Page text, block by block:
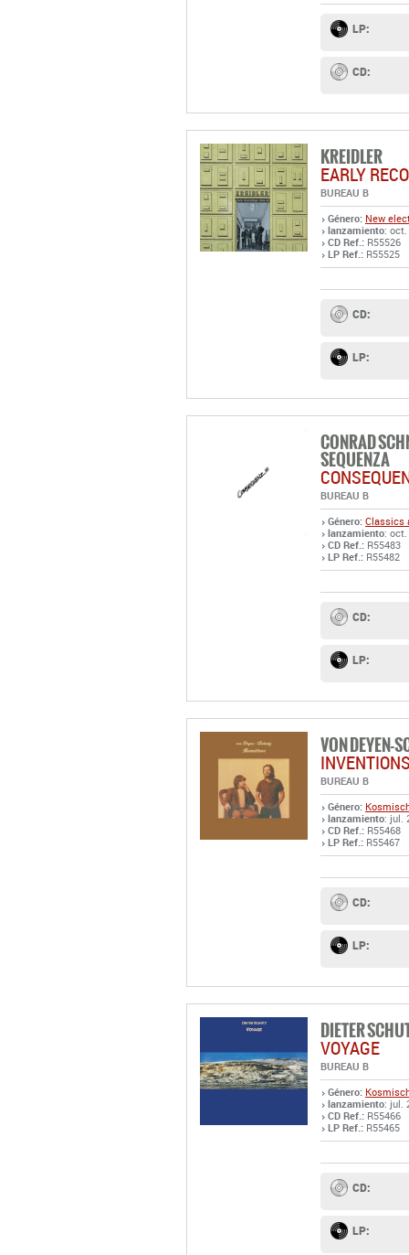
LP:
CD:
KREIDLER
EARLY
BUREAU B
Género: New
lanzamiento: oct.
CD Ref.: R55526
LP Ref.: R55525
CD:
LP:
CONRAD
SEQUENZA
BUREAU B
Género: Classics
lanzamiento: oct.
CD Ref.: R55483
LP Ref.: R55482
CD:
LP:
VON DEYEN-
BUREAU B
Género:
lanzamiento: jul.
CD Ref.: R55468
LP Ref.: R55467
CD:
LP:
DIETER
VOYAGE
BUREAU B
Género:
lanzamiento: jul.
CD Ref.: R55466
LP Ref.: R55465
CD:
LP: